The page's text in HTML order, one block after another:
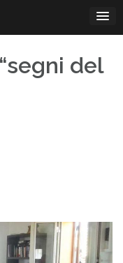
del